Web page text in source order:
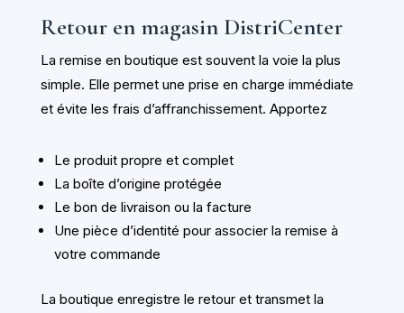
Retour en magasin DistriCenter
La remise en boutique est souvent la voie la plus
simple. Elle permet une prise en charge immédiate
et évite les frais d’affranchissement. Apportez
Le produit propre et complet
La boîte d’origine protégée
Le bon de livraison ou la facture
Une pièce d’identité pour associer la remise à
votre commande
La boutique enregistre le retour et transmet la